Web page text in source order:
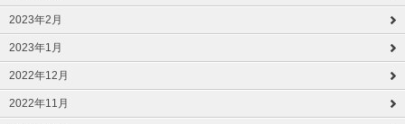
2023年2月
2023年1月
2022年12月
2022年11月